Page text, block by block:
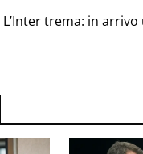
L’Inter trema: in